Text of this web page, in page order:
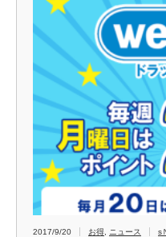
2017/9/20 お得 ニュース s